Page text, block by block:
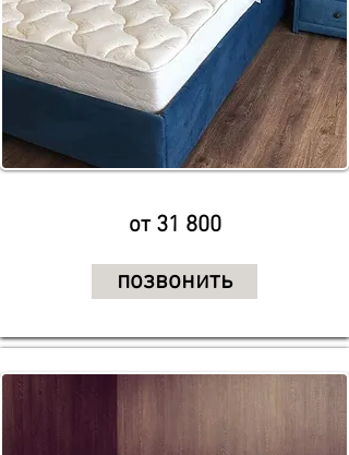
от 31 800
позвонить